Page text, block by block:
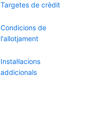
Targetes de crèdit
Condicions de
l'allotjament
Instal·lacions
addicionals